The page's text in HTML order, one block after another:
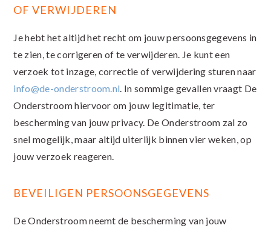
OF VERWIJDEREN
Je hebt het altijd het recht om jouw persoonsgegevens in
te zien, te corrigeren of te verwijderen. Je kunt een
verzoek tot inzage, correctie of verwijdering sturen naar
info@de-onderstroom.nl. In sommige gevallen vraagt De
Onderstroom hiervoor om jouw legitimatie, ter
bescherming van jouw privacy. De Onderstroom zal zo
snel mogelijk, maar altijd uiterlijk binnen vier weken, op
jouw verzoek reageren.
BEVEILIGEN PERSOONSGEGEVENS
De Onderstroom neemt de bescherming van jouw